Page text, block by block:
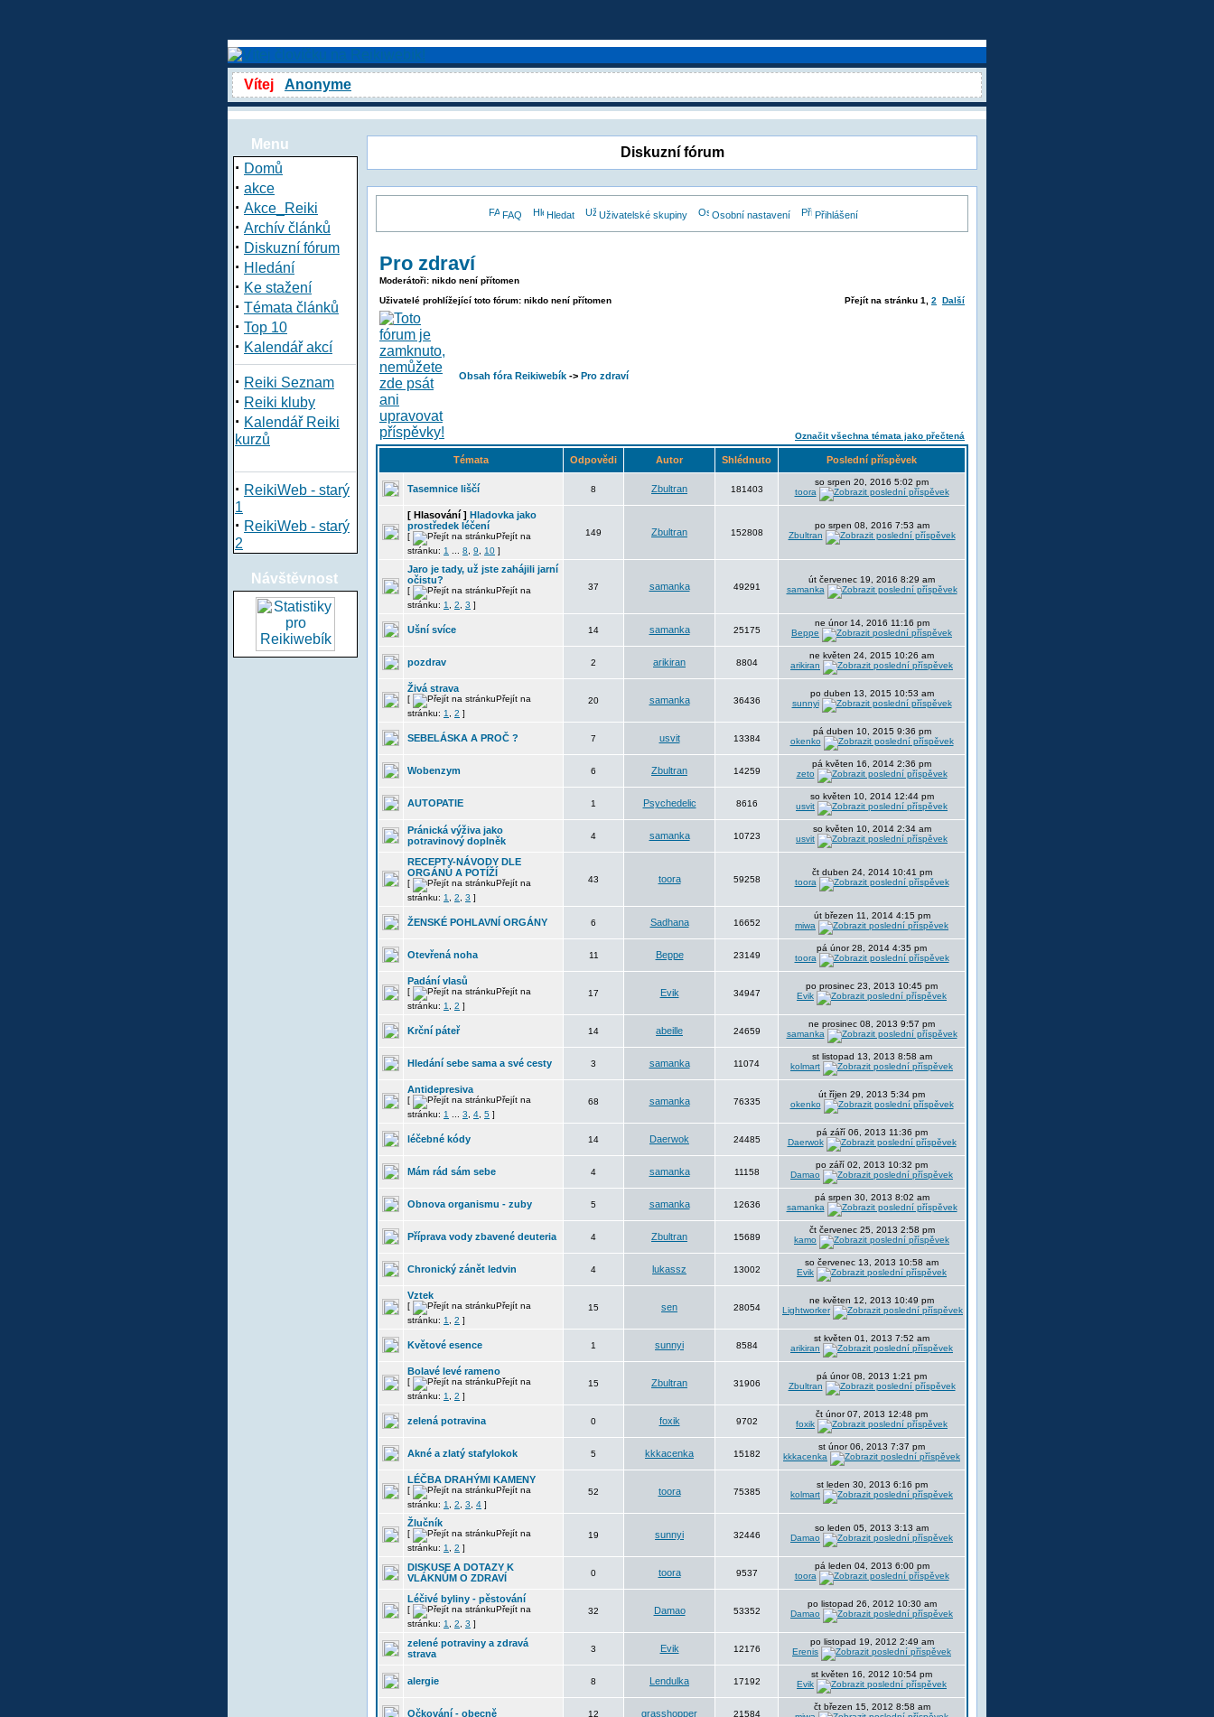
Vítej Anonyme
Menu
· Domů
· akce
· Akce_Reiki
· Archív článků
· Diskuzní fórum
· Hledání
· Ke stažení
· Témata článků
· Top 10
· Kalendář akcí
· Reiki Seznam
· Reiki kluby
· Kalendář Reiki
kurzů
· ReikiWeb - starý
1
· ReikiWeb - starý
2
Návštěvnost
Diskuzní fórum
FAQ Hledat Uživatelské skupiny Osobní nastavení Přihlášení
Pro zdraví
Moderátoři: nikdo není přítomen
Uživatelé prohlížející toto fórum: nikdo není přítomen
Přejít na stránku 1 2 Další
Obsah fóra Reikiwebík -> Pro zdraví
Označit všechna témata jako přečtená
Témata Odpovědi Autor Shlédnuto Poslední příspěvek
Tasemnice liščí 8 Zbultran 181403
so srpen 20, 2016 5:02 pm
toora
[ Hlasování ] Hladovka jako
prostředek léčení
[
Přejít na
stránku: 1 8 9 10 ]
149 Zbultran 152808
po srpen 08, 2016 7:53 am
Zbultran
Jaro je tady, už jste zahájili jarní
očistu?
[
Přejít na
stránku: 1 2 3 ]
37 samanka 49291
út červenec 19, 2016 8:29 am
samanka
Ušní svíce 14 samanka 25175
ne únor 14, 2016 11:16 pm
Beppe
pozdrav 2 arikiran 8804
ne květen 24, 2015 10:26 am
arikiran
Živá strava
[
Přejít na
stránku: 1 2 ]
20 samanka 36436
po duben 13, 2015 10:53 am
sunnyi
SEBELÁSKA A PROČ ? 7 usvit 13384
pá duben 10, 2015 9:36 pm
okenko
Wobenzym 6 Zbultran 14259
pá květen 16, 2014 2:36 pm
zeto
AUTOPATIE 1 Psychedelic 8616
so květen 10, 2014 12:44 pm
usvit
Pránická výživa jako
potravinový doplněk
4 samanka 10723
so květen 10, 2014 2:34 am
usvit
RECEPTY-NÁVODY DLE
ORGÁNŮ A POTÍŽÍ
[
Přejít na
stránku: 1 2 3 ]
43 toora 59258
čt duben 24, 2014 10:41 pm
toora
ŽENSKÉ POHLAVNÍ ORGÁNY 6 Sadhana 16652
út březen 11, 2014 4:15 pm
miwa
Otevřená noha 11 Beppe 23149
pá únor 28, 2014 4:35 pm
toora
Padání vlasů
[
Přejít na
stránku: 1 2 ]
17 Evik 34947
po prosinec 23, 2013 10:45 pm
Evik
Krční páteř 14 abeille 24659
ne prosinec 08, 2013 9:57 pm
samanka
Hledání sebe sama a své cesty 3 samanka 11074
st listopad 13, 2013 8:58 am
kolmart
Antidepresiva
[
Přejít na
stránku: 1 3 4 5 ]
68 samanka 76335
út říjen 29, 2013 5:34 pm
okenko
léčebné kódy 14 Daerwok 24485
pá září 06, 2013 11:36 pm
Daerwok
Mám rád sám sebe 4 samanka 11158
po září 02, 2013 10:32 pm
Damao
Obnova organismu - zuby 5 samanka 12636
pá srpen 30, 2013 8:02 am
samanka
Příprava vody zbavené deuteria 4 Zbultran 15689
čt červenec 25, 2013 2:58 pm
kamo
Chronický zánět ledvin 4 lukassz 13002
so červenec 13, 2013 10:58 am
Evik
Vztek
[
Přejít na
stránku: 1 2 ]
15 sen 28054
ne květen 12, 2013 10:49 pm
Lightworker
Květové esence 1 sunnyi 8584
st květen 01, 2013 7:52 am
arikiran
Bolavé levé rameno
[
Přejít na
stránku: 1 2 ]
15 Zbultran 31906
pá únor 08, 2013 1:21 pm
Zbultran
zelená potravina 0 foxik 9702
čt únor 07, 2013 12:48 pm
foxik
Akné a zlatý stafylokok 5 kkkacenka 15182
st únor 06, 2013 7:37 pm
kkkacenka
LÉČBA DRAHÝMI KAMENY
[
Přejít na
stránku: 1 2 3 4 ]
52 toora 75385
st leden 30, 2013 6:16 pm
kolmart
Žlučník
[
Přejít na
stránku: 1 2 ]
19 sunnyi 32446
so leden 05, 2013 3:13 am
Damao
DISKUSE A DOTAZY K
VLÁKNŮM O ZDRAVÍ
0 toora 9537
pá leden 04, 2013 6:00 pm
toora
Léčivé byliny - pěstování
[
Přejít na
stránku: 1 2 3 ]
32 Damao 53352
po listopad 26, 2012 10:30 am
Damao
zelené potraviny a zdravá
strava
3 Evik 12176
po listopad 19, 2012 2:49 am
Erenis
alergie 8 Lendulka 17192
st květen 16, 2012 10:54 pm
Evik
Očkování - obecně 12 grasshopper 21584
čt březen 15, 2012 8:58 am